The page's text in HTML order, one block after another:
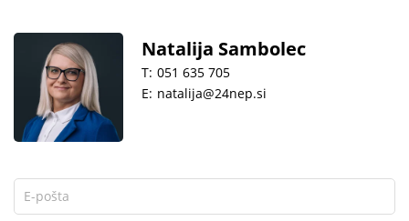
Natalija Sambolec
T: 051 635 705
E: natalija@24nep.si